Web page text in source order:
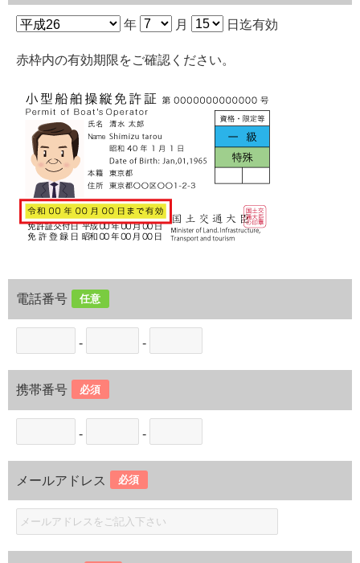
年 月 日迄有効
赤枠内の有効期限をご確認ください。
電話番号 任意
- -
携帯番号 必須
- -
メールアドレス 必須